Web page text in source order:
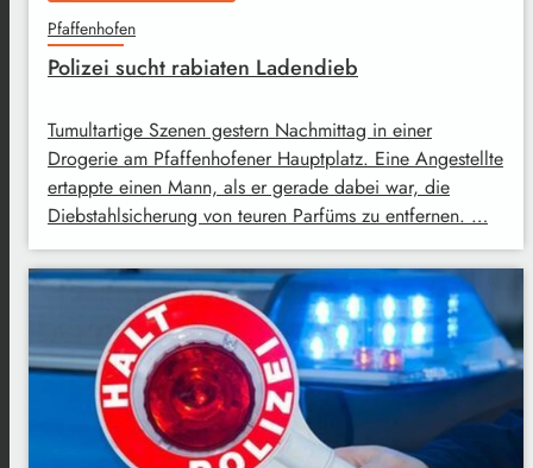
Pfaffenhofen
Polizei sucht rabiaten Ladendieb
Tumultartige Szenen gestern Nachmittag in einer
Drogerie am Pfaffenhofener Hauptplatz. Eine Angestellte
ertappte einen Mann, als er gerade dabei war, die
Diebstahlsicherung von teuren Parfüms zu entfernen. …